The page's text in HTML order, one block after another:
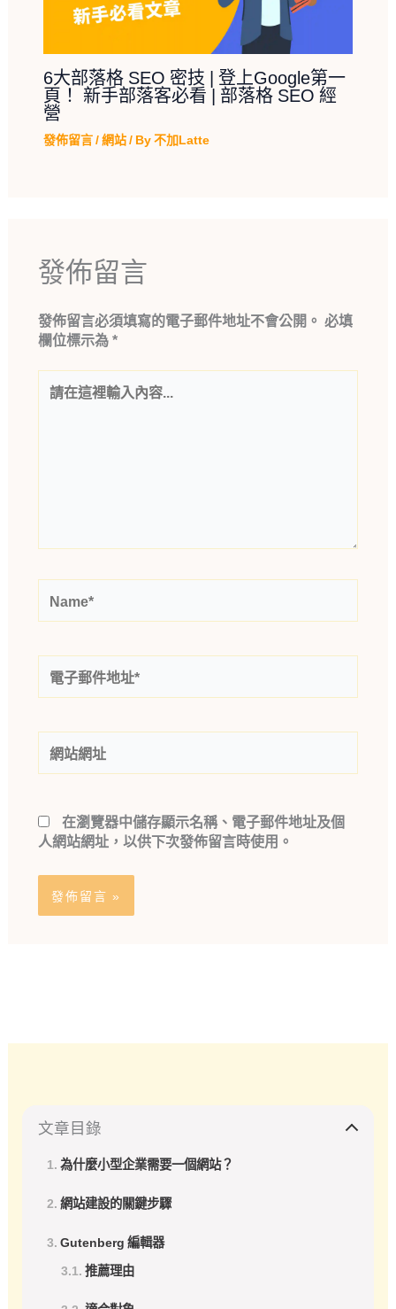
6大部落格 SEO 密技 | 登上Google第一
頁！ 新手部落客必看 | 部落格 SEO 經
營
發佈留言/網站/ By不加Latte
發佈留言
發佈留言必須填寫的電子郵件地址不會公開。 必填
欄位標示為*
在
子
郵
址
*
站
網
在瀏覽器中儲存顯示名稱、電子郵件地址及個
人網站網址，以供下次發佈留言時使用。
文章目錄
為什麼小型企業需要一個網站？
網站建設的關鍵步驟
Gutenberg 編輯器
推薦理由